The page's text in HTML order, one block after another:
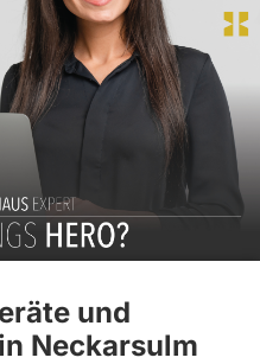
und
Neckarsulm